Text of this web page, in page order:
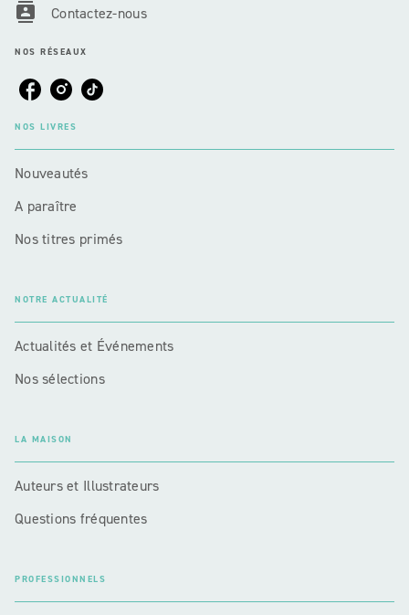
contacts Contactez-nous
NOS RÉSEAUX
NOS LIVRES
Nouveautés
A paraître
Nos titres primés
NOTRE ACTUALITÉ
Actualités et Événements
Nos sélections
LA MAISON
Auteurs et Illustrateurs
Questions fréquentes
PROFESSIONNELS